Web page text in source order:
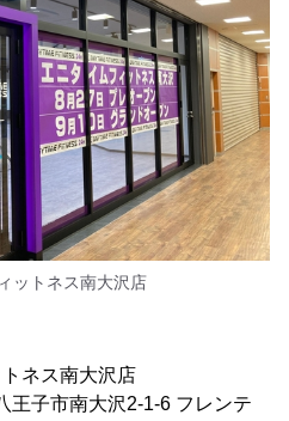
ットネス南大沢店
ネス南大沢店
王子市南大沢2-1-6 フレンテ